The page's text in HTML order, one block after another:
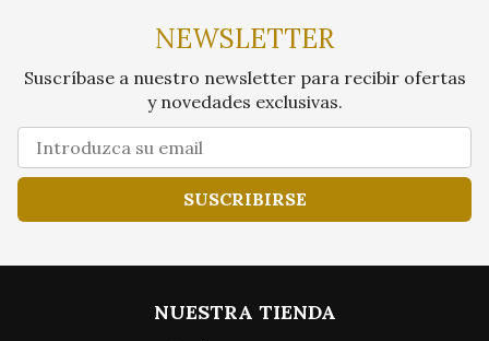
NEWSLETTER
Suscríbase a nuestro newsletter para recibir ofertas
y novedades exclusivas.
SUSCRIBIRSE
NUESTRA TIENDA